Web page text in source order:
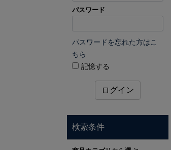
パスワード
パスワードを忘れた方はこ
ちら
記憶する
ログイン
検索条件